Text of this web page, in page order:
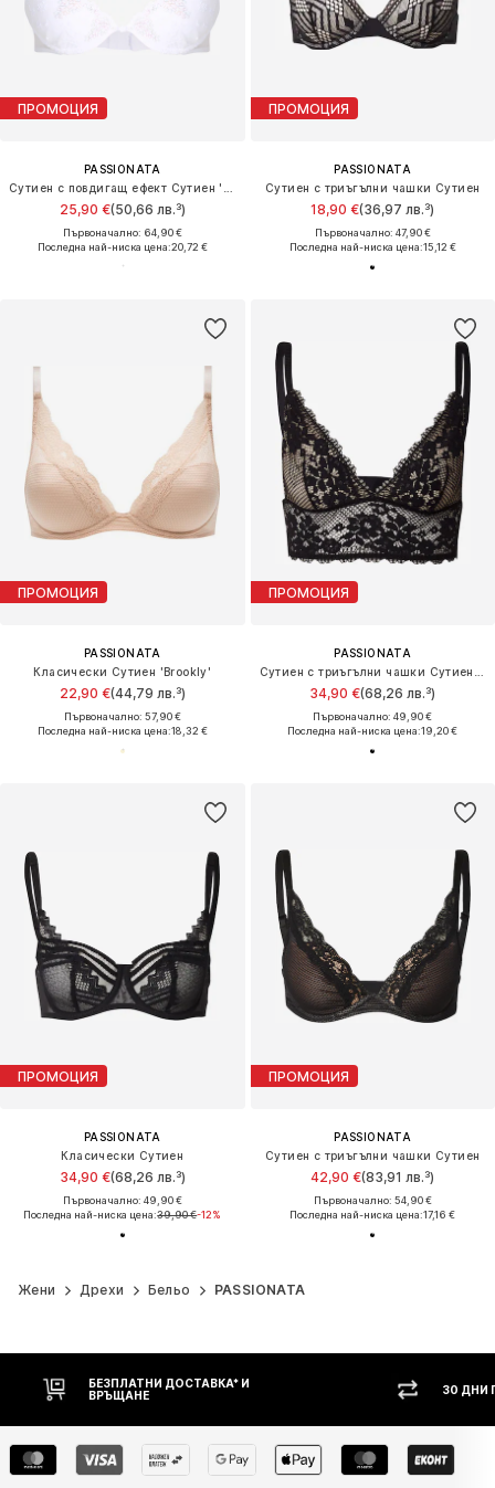
ПРОМОЦИЯ
PASSIONATA
Сутиен с повдигащ ефект Сутиен 'WHITE NIGHTS'
25,90 €(50,66 лв.³)
Първоначално: 64,90 €
Последна най-ниска цена:20,72 €
ПРОМОЦИЯ
PASSIONATA
Сутиен с триъгълни чашки Сутиен
18,90 €(36,97 лв.³)
Първоначално: 47,90 €
Последна най-ниска цена:15,12 €
ПРОМОЦИЯ
PASSIONATA
Класически Сутиен 'Brookly'
22,90 €(44,79 лв.³)
Първоначално: 57,90 €
Последна най-ниска цена:18,32 €
ПРОМОЦИЯ
PASSIONATA
Сутиен с триъгълни чашки Сутиен 'NINA'
34,90 €(68,26 лв.³)
Първоначално: 49,90 €
Последна най-ниска цена:19,20 €
ПРОМОЦИЯ
PASSIONATA
Класически Сутиен
34,90 €(68,26 лв.³)
Първоначално: 49,90 €
Последна най-ниска цена:39,90 €-12%
ПРОМОЦИЯ
PASSIONATA
Сутиен с триъгълни чашки Сутиен
42,90 €(83,91 лв.³)
Първоначално: 54,90 €
Последна най-ниска цена:17,16 €
Жени Дрехи Бельо PASSIONATA
30 ДНИ ПРАВО НА ВРЪЩАНЕ